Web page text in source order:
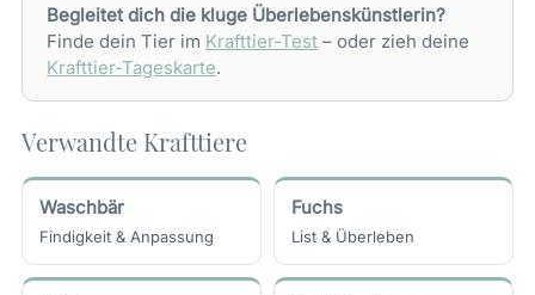
Begleitet dich die kluge Überlebenskünstlerin?
Finde dein Tier im Krafttier-Test – oder zieh deine
Krafttier-Tageskarte.
Verwandte Krafttiere
Waschbär
Findigkeit & Anpassung
Fuchs
List & Überleben